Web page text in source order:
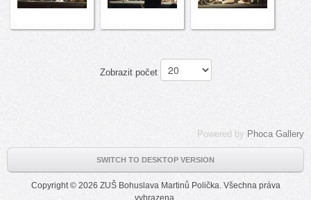
Zobrazit počet
Powered by Phoca Gallery
SWITCH TO DESKTOP VERSION
Copyright © 2026 ZUŠ Bohuslava Martinů Polička. Všechna práva
vyhrazena.